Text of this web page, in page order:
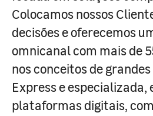
Colocamos nossos
decisões e oferecemos
omnicanal com mais de
nos conceitos de
Express e
plataformas digitais,